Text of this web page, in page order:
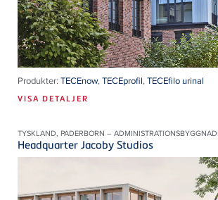
Produkter: TECEnow,TECEprofil,TECEfilo urinal
VISA DETALJER
TYSKLAND, PADERBORN –
Headquarter Jacoby Studios